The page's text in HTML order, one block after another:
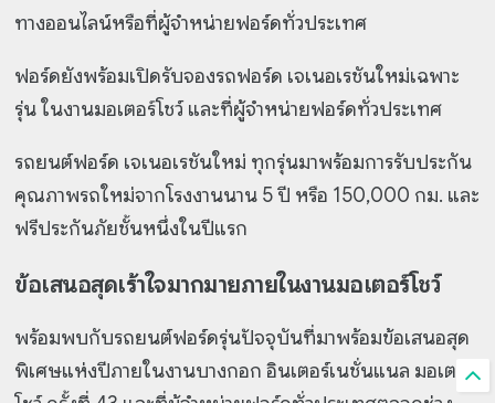
ทางออนไลน์หรือที่ผู้จำหน่ายฟอร์ดทั่วประเทศ
ฟอร์ดยังพร้อมเปิดรับจองรถฟอร์ด เจเนอเรชันใหม่เฉพาะ
รุ่น ในงานมอเตอร์โชว์ และที่ผู้จำหน่ายฟอร์ดทั่วประเทศ
รถยนต์ฟอร์ด เจเนอเรชันใหม่ ทุกรุ่นมาพร้อมการรับประกัน
คุณภาพรถใหม่จากโรงงานนาน 5 ปี หรือ 150,000 กม. และ
ฟรีประกันภัยชั้นหนึ่งในปีแรก
ข้อเสนอสุดเร้าใจมากมายภายในงานมอเตอร์โชว์
พร้อมพบกับรถยนต์ฟอร์ดรุ่นปัจจุบันที่มาพร้อมข้อเสนอสุด
พิเศษแห่งปีภายในงานบางกอก อินเตอร์เนชั่นแนล มอเตอร์